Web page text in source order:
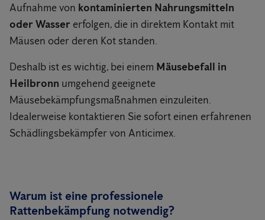
Aufnahme von kontaminierten Nahrungsmitteln
oder Wasser erfolgen, die in direktem Kontakt mit
Mäusen oder deren Kot standen.
Deshalb ist es wichtig, bei einem Mäusebefall in
Heilbronn umgehend geeignete
Mäusebekämpfungsmaßnahmen einzuleiten.
Idealerweise kontaktieren Sie sofort einen erfahrenen
Schädlingsbekämpfer von Anticimex.
Warum ist eine professionele
Rattenbekämpfung notwendig?